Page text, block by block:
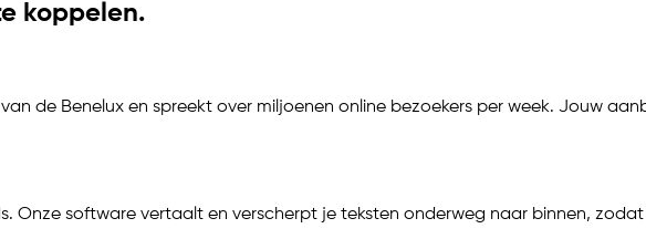
koppelen.
de Benelux en spreekt over miljoenen online bezoekers per week. Jouw
Onze software vertaalt en verscherpt je teksten onderweg naar binnen,